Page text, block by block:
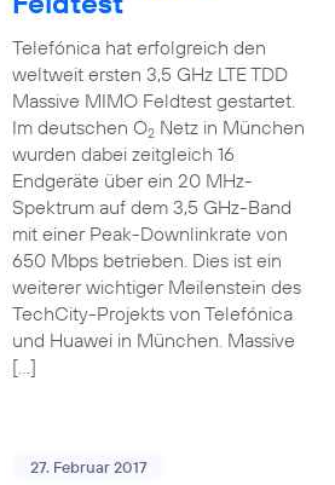
Telefónica hat erfolgreich den
weltweit ersten 3,5 GHz LTE TDD
Massive MIMO Feldtest gestartet.
Im deutschen O2Netz in München
wurden dabei zeitgleich 16
Endgeräte über ein 20 MHz-
Spektrum auf dem 3,5 GHz-Band
mit einer Peak-Downlinkrate von
650 Mbps betrieben. Dies ist ein
weiterer wichtiger Meilenstein des
TechCity-Projekts von Telefónica
und Huawei in München. Massive
[…]
27. Februar 2017